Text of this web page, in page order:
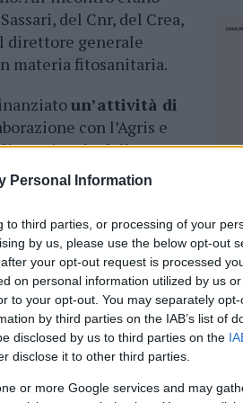
Personal Information
to third parties, or processing of your
by us, please use the below opt-out
your opt-out request is processed
on personal information utilized by us
to your opt-out. You may separately
by third parties on the IAB’s list of
disclosed by us to third parties on the
disclose it to other third parties.
or more Google services and may
del Cnr, del Crea,
direttore generale
materia fitosanitaria.
un’attività di
con l’Agris e
nazionale delle
coprendo tutto il
di “Biodiversity
segnalazioni
con chiarezza che
in tutta l’Isola ed è
nei manufatti umani
prime isolate
produzioni. Abbiamo
l’attività di